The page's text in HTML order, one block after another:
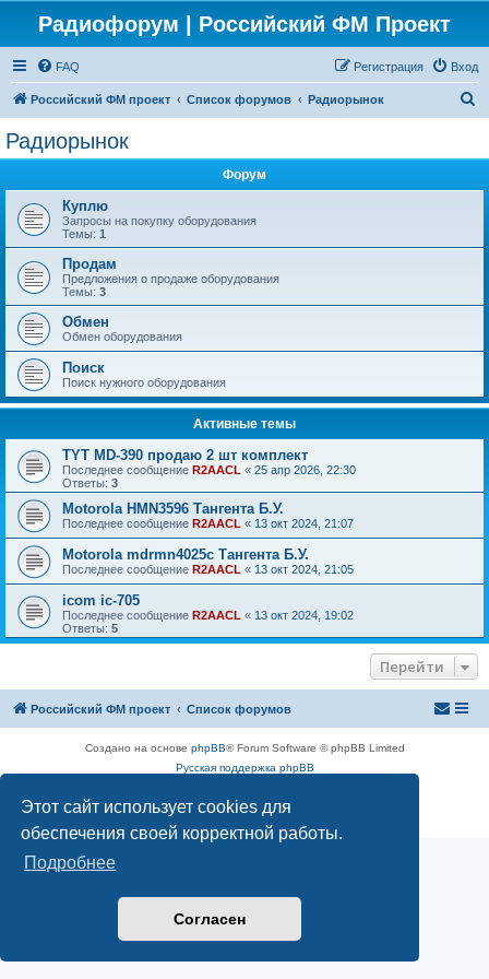
Этот сайт использует cookies для
обеспечения своей корректной работы.
Подробнее
Согласен
Радиофорум | Российский ФМ Проект
FAQ Вход
Регистрация
Российский ФМ проект Список форумов Радиорынок
Радиорынок
Форум
Куплю
Запросы на покупку оборудования
Темы: 1
Продам
Предложения о продаже оборудования
Темы: 3
Обмен
Обмен оборудования
Поиск
Поиск нужного оборудования
Активные темы
TYT MD-390 продаю 2 шт комплект
Последнее сообщение R2AACL « 25 апр 2026, 22:30
Ответы: 3
Motorola HMN3596 Тангента Б.У.
Последнее сообщение R2AACL « 13 окт 2024, 21:07
Motorola mdrmn4025с Тангента Б.У.
Последнее сообщение R2AACL « 13 окт 2024, 21:05
icom ic-705
Последнее сообщение R2AACL « 13 окт 2024, 19:02
Ответы: 5
Перейти
Российский ФМ проект Список форумов
Создано на основе phpBB® Forum Software © phpBB Limited
Русская поддержка phpBB